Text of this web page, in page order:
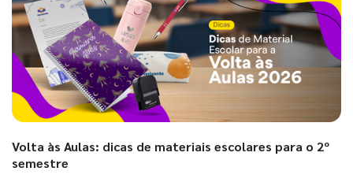
Volta às Aulas: dicas de materiais escolares para o 2º
semestre